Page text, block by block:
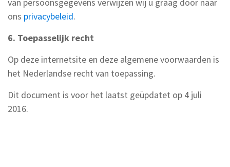
ons privacybeleid.
6. Toepasselijk recht
Op deze internetsite en deze algemene voorwaarden is
het Nederlandse recht van toepassing.
Dit document is voor het laatst geüpdatet op 4 juli
2016.